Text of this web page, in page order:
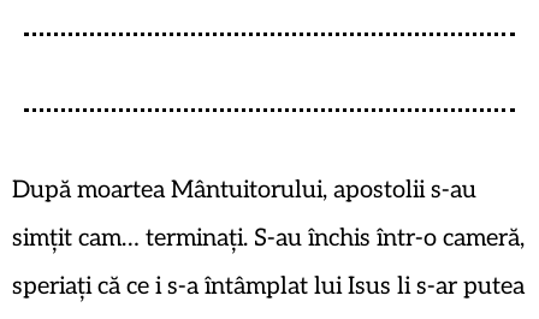
După moartea Mântuitorului, apostolii s-au
simțit cam… terminați. S-au închis într-o cameră,
speriați că ce i s-a întâmplat lui Isus li s-ar putea